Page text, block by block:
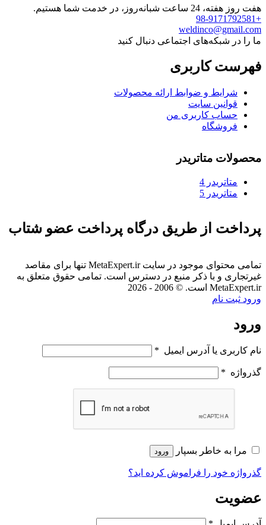
هفت روز هفته، 24 ساعت شبانه‌روز، در خدمت شما هستیم.
+98-9171792581
weldinco@gmail.com
ما را در شبکه‌های اجتماعی دنبال کنید
فهرست کاربری
شرایط و ضوابط ارائه محصولات
قوانین سایت
حساب کاربری من
فروشگاه
محصولات متاتریدر
متاتريدر 4
متاتريدر 5
پرداخت از طریق درگاه پرداخت عضو شتاب
تمامی محتوای موجود در سایت MetaExpert.ir تنها برای مقاصد
غیرتجاری و با ذکر منبع در دسترس است. تمامی حقوق متعلق به
MetaExpert.ir است. © 2006 - 2026
ورود ثبت نام
ورود
نام کاربری یا آدرس ایمیل *
گذرواژه *
مرا به خاطر بسپار ورود
گذرواژه خود را فراموش کرده اید؟
عضویت